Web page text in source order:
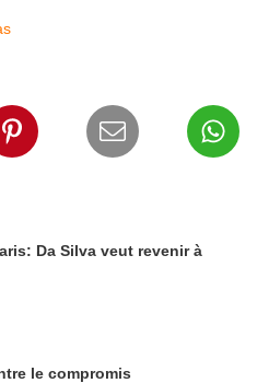
Da Silva veut revenir à
le compromis